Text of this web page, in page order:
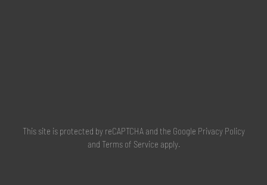
This site is protected by reCAPTCHA and the Google Privacy Policy
and Terms of Service apply.